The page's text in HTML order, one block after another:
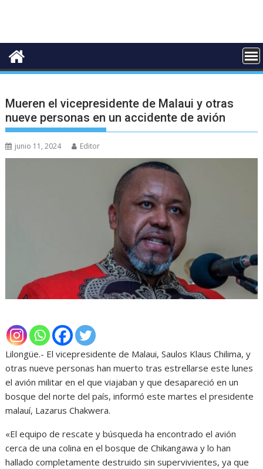
Mueren el vicepresidente de Malaui y otras
nueve personas en un accidente de avión
junio 11, 2024 Editor
Lilongüe.- El vicepresidente de Malaui, Saulos Klaus Chilima, y
otras nueve personas han muerto tras estrellarse este lunes
el avión militar en el que viajaban y que desapareció en un
bosque del norte del país, informó este martes el presidente
malauí, Lazarus Chakwera.
«El equipo de rescate y búsqueda ha encontrado el avión
cerca de una colina en el bosque de Chikangawa y lo han
hallado completamente destruido sin supervivientes, ya que